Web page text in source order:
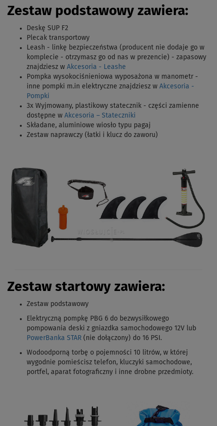
Zestaw podstawowy zawiera:
Deskę SUP F2
Plecak transportowy
Leash - linkę bezpieczeństwa (producent nie dodaje go w
komplecie - otrzymasz go od nas w prezencie) - zapasowy
znajdziesz w Akcesoria - Leashe
Pompka wysokociśnieniowa wyposażona w manometr -
inne pompki m.in elektryczne znajdziesz w Akcesoria -
Pompki
3x Wyjmowany, plastikowy statecznik - części zamienne
dostępne w Akcesoria – Stateczniki
Składane, aluminiowe wiosło typu pagaj
Zestaw naprawczy (łatki i klucz do zaworu)
Zestaw startowy zawiera:
Zestaw podstawowy
Elektryczną pompkę PBG 6 do bezwysiłkowego
pompowania deski z gniazdka samochodowego 12V lub
PowerBanka STAR (nie dołączony) do 16 PSI.
Wodoodporną torbę o pojemności 10 litrów, w której
wygodnie pomieścisz telefon, kluczyki samochodowe,
portfel, aparat fotograficzny i inne drobne przedmioty.